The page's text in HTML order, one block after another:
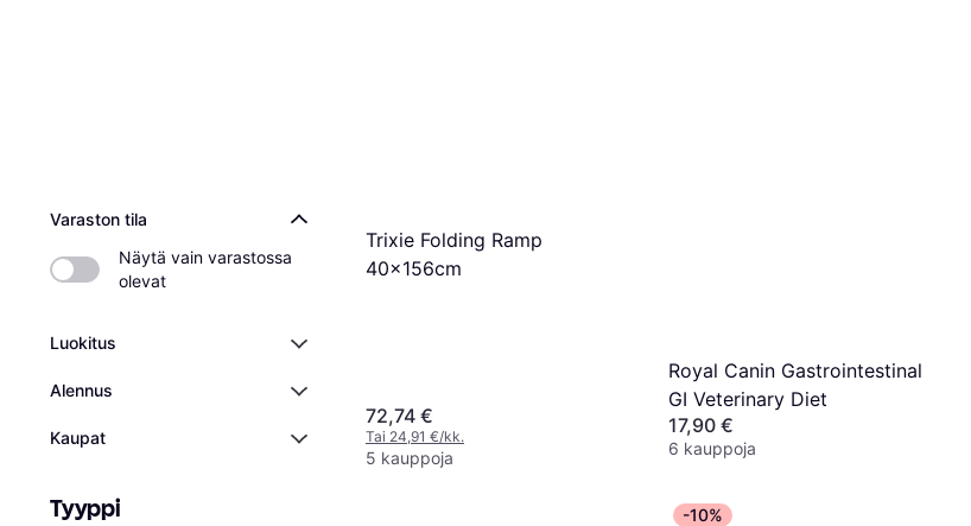
Varaston tila
Näytä vain varastossa
olevat
Luokitus
Alennus
Kaupat
Tyyppi
Trixie Folding Ramp
40x156cm
72,74 €
Tai 24,91 €/kk.
5 kauppoja
Royal Canin Gastrointestinal
GI Veterinary Diet
17,90 €
6 kauppoja
-10%